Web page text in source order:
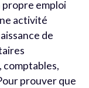
propre emploi
activité
de
comptables,
prouver que